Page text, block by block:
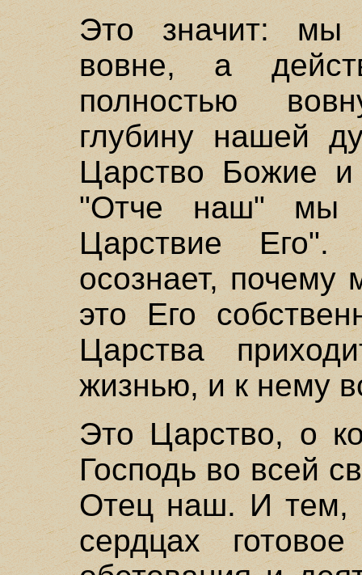
Это значит: мы
вовне, а
полностью
глубину нашей
Царство Божие
"Отче наш" мы
Царствие
осознает,
это Его
Царства
жизнью, и к нему
Это Царство, о
Господь во всей
Отец наш. И тем,
сердцах